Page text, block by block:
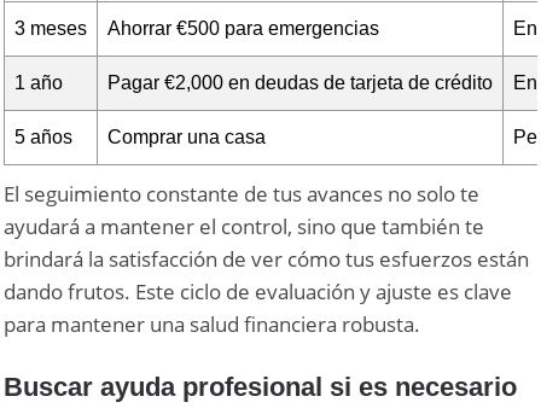
3 meses Ahorrar €500 para emergencias
1 año Pagar €2,000 en deudas de tarjeta de crédito
5 años Comprar una casa
El seguimiento constante de tus avances no solo te
ayudará a mantener el control, sino que también te
brindará la satisfacción de ver cómo tus esfuerzos están
dando frutos. Este ciclo de evaluación y ajuste es clave
para mantener una salud financiera robusta.
Buscar ayuda profesional si es necesario